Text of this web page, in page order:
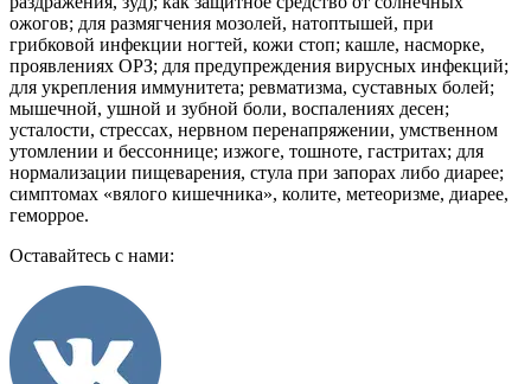
ожогов; для размягчения мозолей, натоптышей, при
грибковой инфекции ногтей, кожи стоп; кашле, насморке,
проявлениях ОРЗ; для предупреждения вирусных инфекций;
для укрепления иммунитета; ревматизма, суставных болей;
мышечной, ушной и зубной боли, воспалениях десен;
усталости, стрессах, нервном перенапряжении, умственном
утомлении и бессоннице; изжоге, тошноте, гастритах; для
нормализации пищеварения, стула при запорах либо диарее;
симптомах «вялого кишечника», колите, метеоризме, диарее,
геморрое.
Оставайтесь с нами: